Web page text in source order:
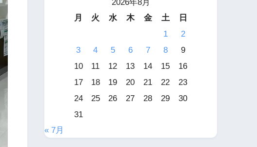
月
火 水 木 金 土
日
1
2
3
4 5 6 7 8
9
10
11 12 13 14 15
16
17
18 19 20 21 22
23
24
25 26 27 28 29
30
31
« 7月